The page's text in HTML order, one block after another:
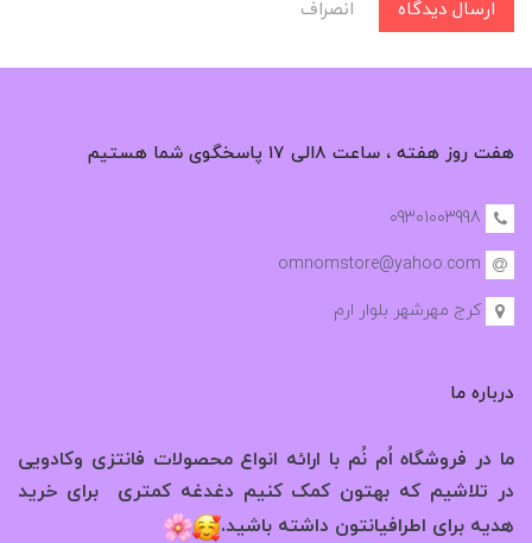
ارسال دیدگاه انصراف
هفت روز هفته ، ساعت ۸الی ۱۷ پاسخگوی شما هستیم
09301003998
omnomstore@yahoo.com
کرج مهرشهر بلوار ارم
درباره ما
ما در فروشگاه اُم نُم با ارائه انواع محصولات فانتزی وکادویی
در تلاشیم که بهتون کمک کنیم دغدغه کمتری برای خرید
هدیه برای اطرافیانتون داشته باشید.